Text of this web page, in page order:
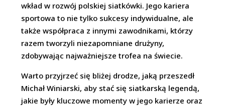
wkład w rozwój polskiej siatkówki. Jego kariera
sportowa to nie tylko sukcesy indywidualne, ale
także współpraca z innymi zawodnikami, którzy
razem tworzyli niezapomniane drużyny,
zdobywając najważniejsze trofea na świecie.
Warto przyjrzeć się bliżej drodze, jaką przeszedł
Michał Winiarski, aby stać się siatkarską legendą,
jakie były kluczowe momenty w jego karierze oraz